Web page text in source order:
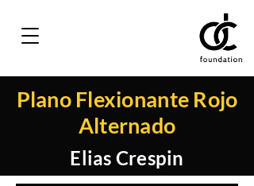
Plano Flexionante Rojo
Alternado
Elias Crespin